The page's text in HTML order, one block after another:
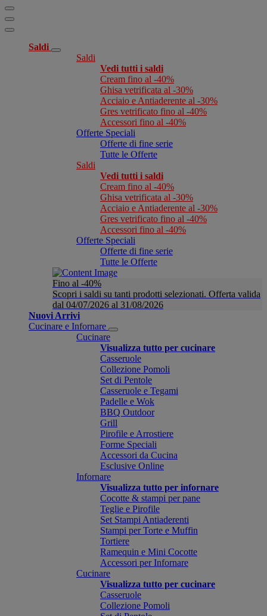
Saldi
Saldi
Vedi tutti i saldi
Cream fino al -40%
Ghisa vetrificata al -30%
Acciaio e Antiaderente al -30%
Gres vetrificato fino al -40%
Accessori fino al -40%
Offerte Speciali
Offerte di fine serie
Tutte le Offerte
Saldi
Vedi tutti i saldi
Cream fino al -40%
Ghisa vetrificata al -30%
Acciaio e Antiaderente al -30%
Gres vetrificato fino al -40%
Accessori fino al -40%
Offerte Speciali
Offerte di fine serie
Tutte le Offerte
Fino al -40%
Scopri i saldi su tanti prodotti selezionati. Offerta valida
dal 04/07/2026 al 31/08/2026
Nuovi Arrivi
Cucinare e Infornare
Cucinare
Visualizza tutto per cucinare
Casseruole
Collezione Pomoli
Set di Pentole
Casseruole e Tegami
Padelle e Wok
BBQ Outdoor
Grill
Pirofile e Arrostiere
Forme Speciali
Accessori da Cucina
Esclusive Online
Infornare
Visualizza tutto per infornare
Cocotte & stampi per pane
Teglie e Pirofile
Set Stampi Antiaderenti
Stampi per Torte e Muffin
Tortiere
Ramequin e Mini Cocotte
Accessori per Infornare
Cucinare
Visualizza tutto per cucinare
Casseruole
Collezione Pomoli